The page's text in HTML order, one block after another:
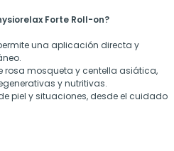
Forte Roll-on?
una aplicación directa y
rosa mosqueta y centella asiática,
y nutritivas.
piel y situaciones, desde el cuidado